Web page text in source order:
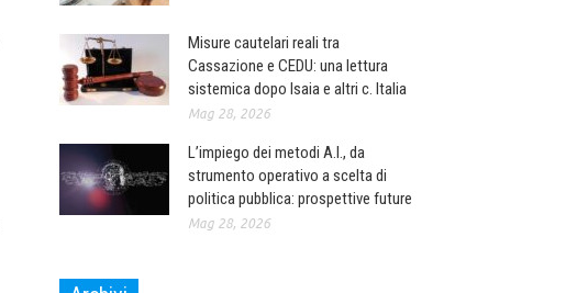
Misure cautelari reali tra
Cassazione e CEDU: una lettura
sistemica dopo Isaia e altri c. Italia
Mag 28, 2026
L’impiego dei metodi A.I., da
strumento operativo a scelta di
politica pubblica: prospettive future
Mag 28, 2026